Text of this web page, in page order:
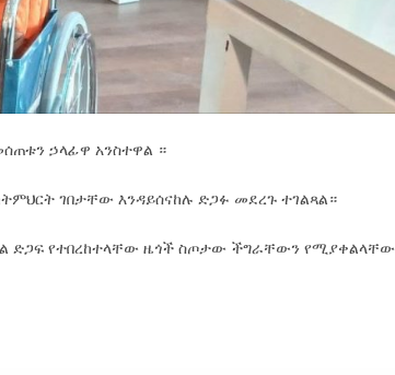
ኃላፊዋ አንስተዋል ።
ገበታቸው እንዳይሰናከሉ ድጋፉ መደረጉ ተገልጻል።
ድጋፍ የተበረከተላቸው ዜጎች ስጦታው ችግራቸውን የሚያቀልላቸው